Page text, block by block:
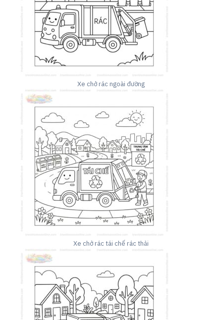
Xe chở rác ngoài đường
Xe chở rác tái chế rác thải